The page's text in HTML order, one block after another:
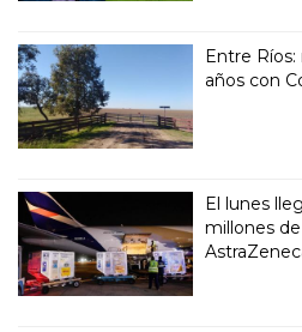
Entre
años con
El lunes
millones